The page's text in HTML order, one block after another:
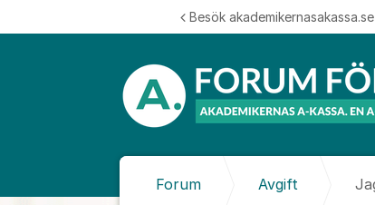
Besök akademikernasakassa.se
Forum Avgift